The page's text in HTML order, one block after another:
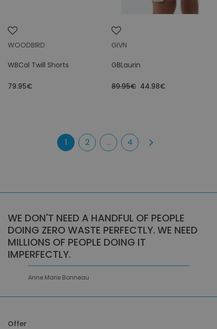
WOODBIRD
WBCal Twill Shorts
79.95€
GIVN
GBLaurin
89.95€ 44.98€
1 2 ... 4
WE DON'T NEED A HANDFUL OF PEOPLE
DOING ZERO WASTE PERFECTLY. WE NEED
MILLIONS OF PEOPLE DOING IT
IMPERFECTLY.
Anne Marie Bonneau
Offer